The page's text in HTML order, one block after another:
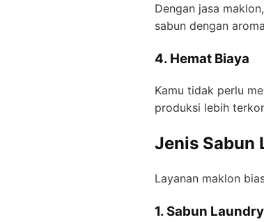
Dengan jasa
sabun dengan
4. Hemat Biaya
Kamu tidak perlu
produksi lebih
Jenis Sabun
Layanan maklon
1. Sabun